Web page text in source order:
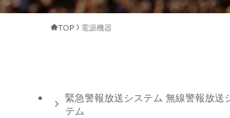
TOP 電源機器
緊急警報放送システム 無線警報放送
テム